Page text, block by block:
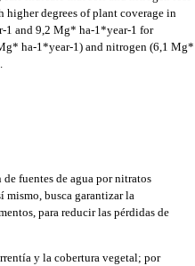
higher degrees of plant coverage in
1 and 9,2 Mg* ha-1*year-1 for
ha-1*year-1) and nitrogen (6,1 Mg*
fuentes de agua por nitratos
busca garantizar la
para reducir las pérdidas de
y la cobertura vegetal; por